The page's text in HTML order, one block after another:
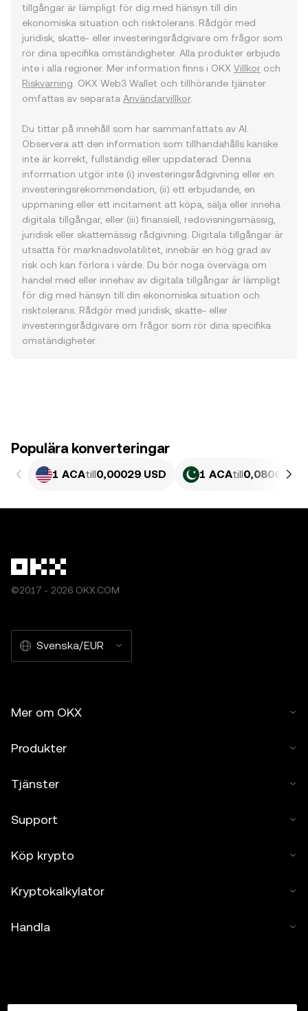
tillgångar är lämpligt för dig med hänsyn till din
ekonomiska situation och risktolerans. Rådgör med
juridisk, skatte- eller investeringsrådgivare om frågor som
rör dina specifika omständigheter. Alla produkter erbjuds
inte i alla regioner. Mer information finns i OKX Villkor och
Riskvarning . OKX Web3 Wallet och tillhörande tjänster
omfattas av separata Användarvillkor.
Du tittar på innehåll som har sammanfattats av AI.
Observera att den information som tillhandahålls kanske
inte är korrekt, fullständig eller uppdaterad. Denna
information utgör inte (i) investeringsrådgivning eller en
investeringsrekommendation, (ii) ett erbjudande, en
uppmaning eller ett incitament att köpa, sälja eller inneha
digitala tillgångar, eller (iii) finansiell, redovisningsmässig,
juridisk eller skattemässig rådgivning. Digitala tillgångar är
utsatta för marknadsvolatilitet, innebär en hög grad av
risk och kan förlora i värde. Du bör noga överväga om
handel med eller innehav av digitala tillgångar är lämpligt
för dig med hänsyn till din ekonomiska situation och
risktolerans. Rådgör med juridisk, skatte- eller
investeringsrådgivare om frågor som rör dina specifika
omständigheter.
Populära konverteringar
1 ACAtill0,00029 USD 1 ACAtill0,080632
©2017 - 2026 OKX.COM
Svenska/EUR
Mer om OKX
Produkter
Tjänster
Support
Köp krypto
Kryptokalkylator
Handla